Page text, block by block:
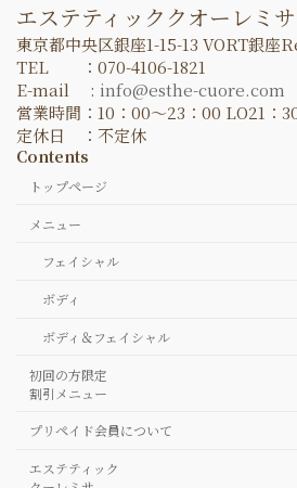
エステティッククオーレミ
東京都中央区銀座1-15-13 VORT銀座
TEL ：070-4106-1821
E-mail : info@esthe-cuore.com
営業時間：10：00～23：00 LO21：
定休日 ：不定休
Contents
トップページ
メニュー
フェイシャル
ボディ
ボディ＆フェイシャル
初回の方限定
割引メニュー
プリペイド会員について
エステティック